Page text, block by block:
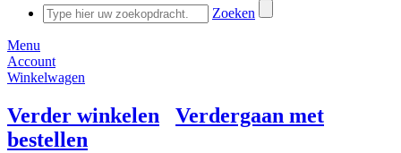
Zoeken
Menu
Account
Winkelwagen
Verder winkelen
Verdergaan met
bestellen